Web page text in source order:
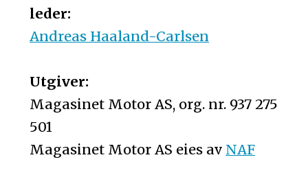
leder:
Andreas Haaland-Carlsen
Utgiver:
Magasinet Motor AS, org. nr. 937 275
501
Magasinet Motor AS eies av NAF